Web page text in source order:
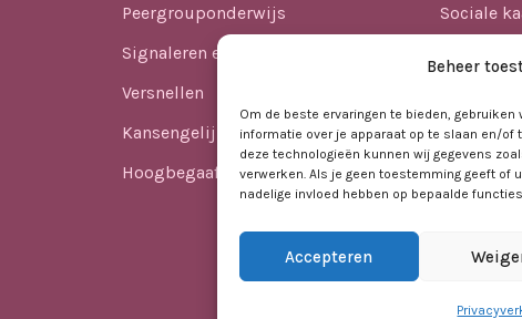
Beheer
Om de beste ervaringen te bieden,
informatie over je apparaat op te slaan en/of
deze technologieën kunnen wij gegevens
verwerken. Als je geen toestemming geeft of
nadelige invloed hebben op bepaalde
Accepteren
Peergrouponderwijs
Signaleren en identificeren
Versnellen
Kansengelijkheid
Hoogbegaafdheid in het VO
Sociale